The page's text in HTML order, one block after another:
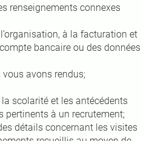
renseignements connexes
à la facturation et
bancaire ou des données
avons rendus;
scolarité et les antécédents
pertinents à un recrutement;
détails concernant les visites